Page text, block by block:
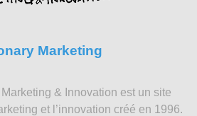
Marketing
& Innovation est un site
et l’innovation créé en 1996.